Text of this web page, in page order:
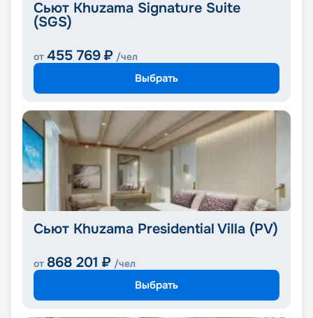
Сьют Khuzama Signature Suite
(SGS)
от 455 769 ₽ /чел
Выбрать
Сьют Khuzama Presidential Villa (PV)
от 868 201 ₽ /чел
Выбрать